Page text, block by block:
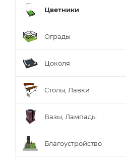
Цветники
Ограды
Цоколя
Столы, Лавки
Вазы, Лампады
Благоустройство